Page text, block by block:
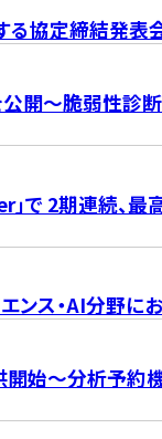
る協定締結発表
公開～脆弱性
2期連続、
ンス・AI分野
始～分析予約